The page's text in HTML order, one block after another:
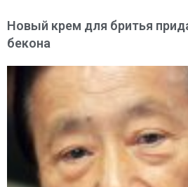
Новый крем для бритья
бекона